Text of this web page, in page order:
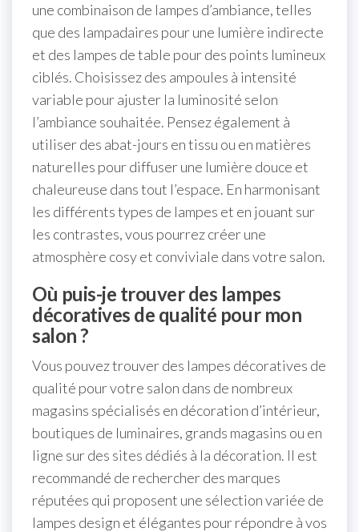
une combinaison de lampes d’ambiance, telles
que des lampadaires pour une lumière indirecte
et des lampes de table pour des points lumineux
ciblés. Choisissez des ampoules à intensité
variable pour ajuster la luminosité selon
l’ambiance souhaitée. Pensez également à
utiliser des abat-jours en tissu ou en matières
naturelles pour diffuser une lumière douce et
chaleureuse dans tout l’espace. En harmonisant
les différents types de lampes et en jouant sur
les contrastes, vous pourrez créer une
atmosphère cosy et conviviale dans votre salon.
Où puis-je trouver des lampes
décoratives de qualité pour mon
salon ?
Vous pouvez trouver des lampes décoratives de
qualité pour votre salon dans de nombreux
magasins spécialisés en décoration d’intérieur,
boutiques de luminaires, grands magasins ou en
ligne sur des sites dédiés à la décoration. Il est
recommandé de rechercher des marques
réputées qui proposent une sélection variée de
lampes design et élégantes pour répondre à vos